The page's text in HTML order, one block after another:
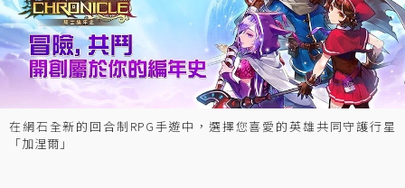
在網石全新的回合制RPG手遊中，選擇您喜愛的英雄共同守護行星
「加涅爾」